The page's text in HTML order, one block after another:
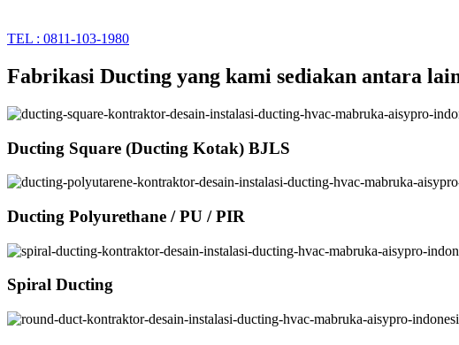
TEL : 0811-103-1980
Fabrikasi Ducting yang kami sediakan antara
Ducting Square (Ducting Kotak) BJLS
Ducting Polyurethane / PU / PIR
Spiral Ducting